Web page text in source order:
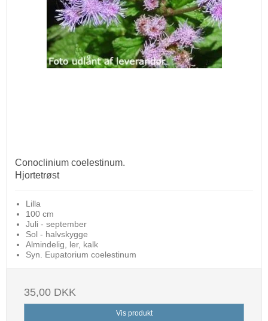
Conoclinium coelestinum.
Hjortetrøst
Lilla
100 cm
Juli - september
Sol - halvskygge
Almindelig, ler, kalk
Syn. Eupatorium coelestinum
35,00 DKK
Vis produkt